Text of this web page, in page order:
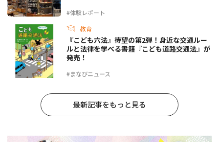
#体験レポート
教育
#まなびニュース
『こども六法』待望の第2弾！身近な交通ルー
ルと法律を学べる書籍『こども道路交通法』が
発売！
最新記事をもっと見る